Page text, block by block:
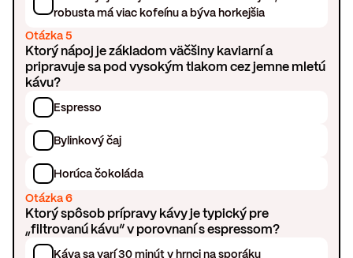
robusta má viac kofeínu a býva horkejšia
Otázka 5
Ktorý nápoj je základom väčšiny kaviarní a
pripravuje sa pod vysokým tlakom cez jemne mletú
kávu?
Espresso
Bylinkový čaj
Horúca čokoláda
Otázka 6
Ktorý spôsob prípravy kávy je typický pre
„filtrovanú kávu“ v porovnaní s espressom?
Káva sa varí 30 minút v hrnci na sporáku